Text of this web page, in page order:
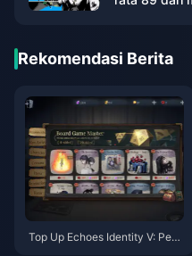
Rekomendasi Berita
Top Up Echoes Identity V: Pena